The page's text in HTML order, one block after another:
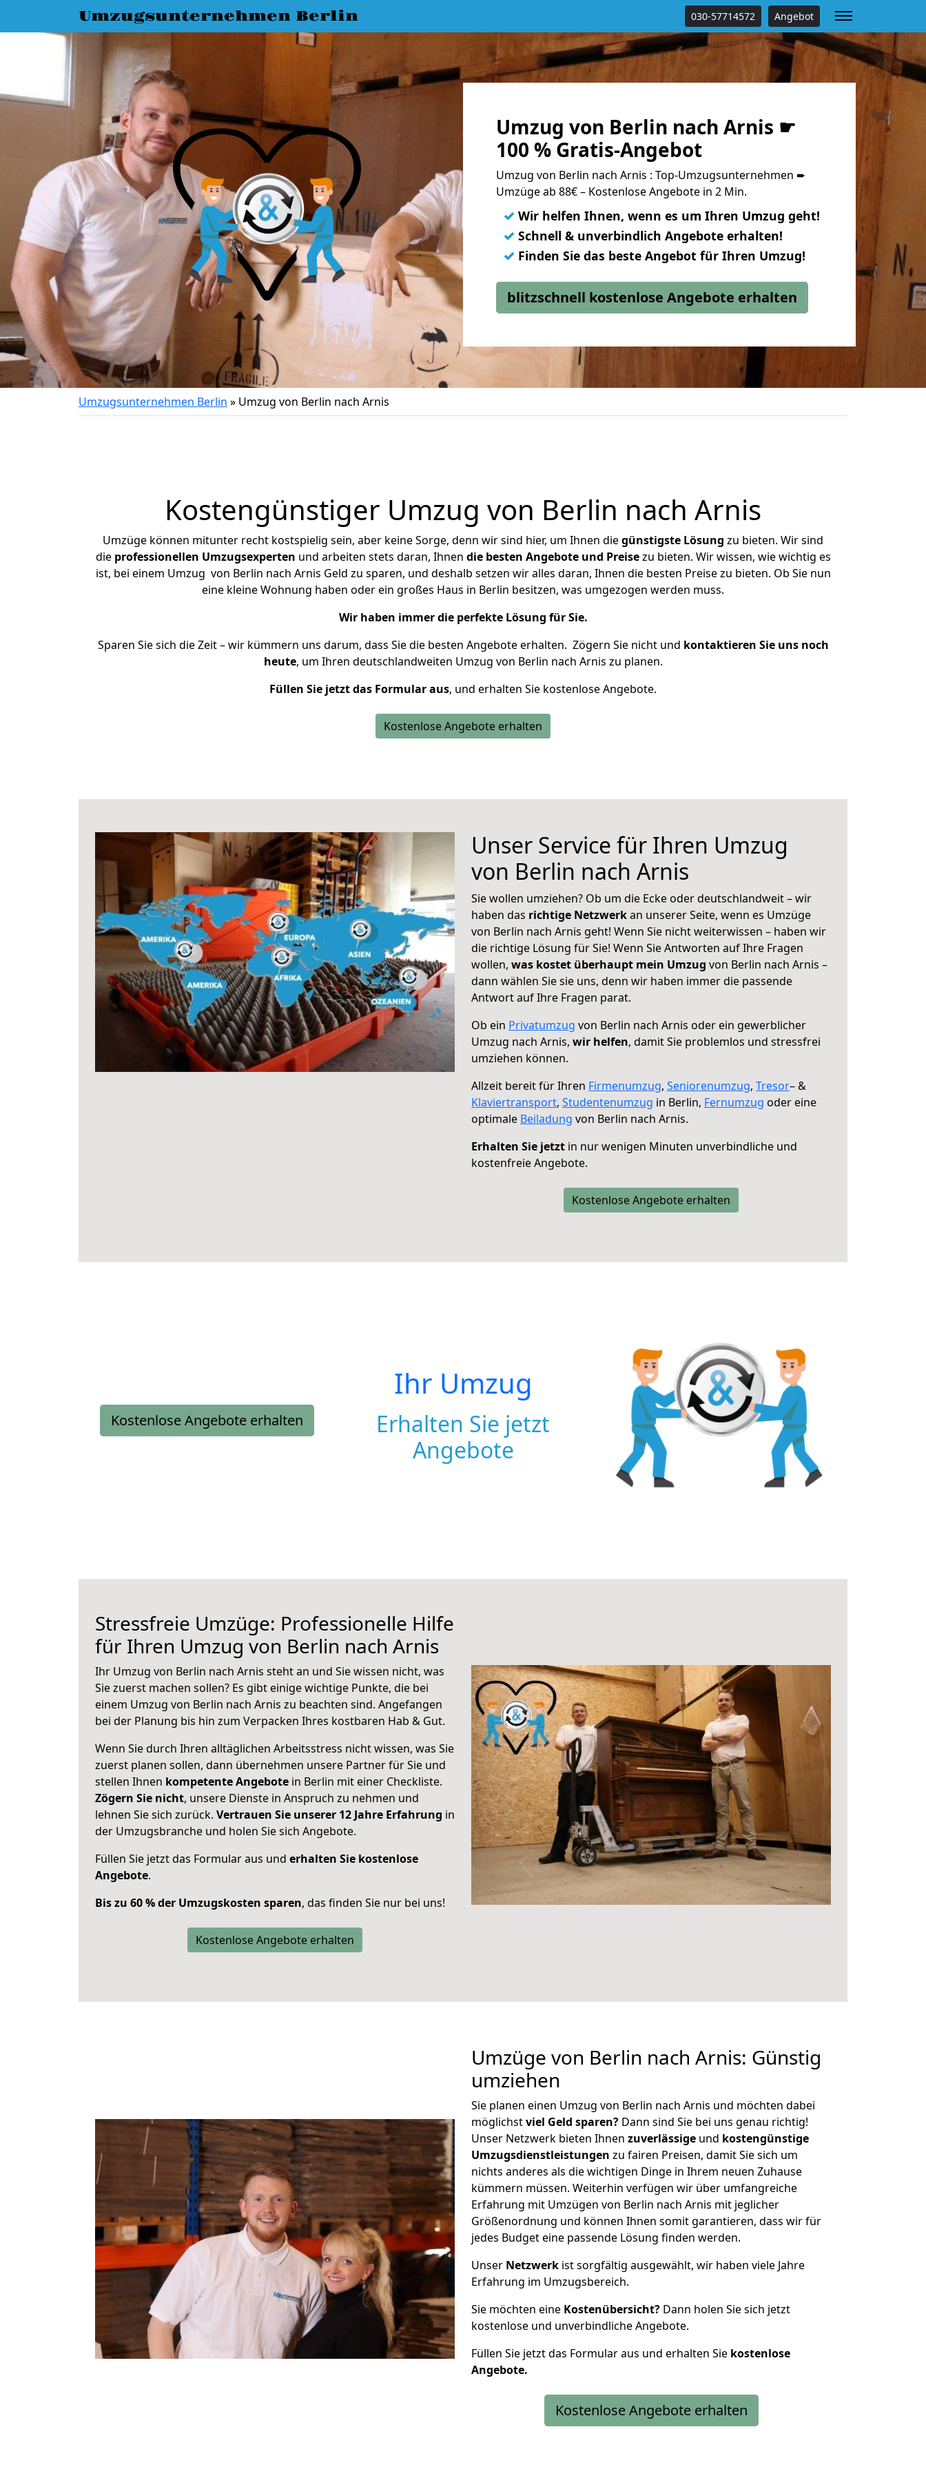
Umzugsunternehmen Berlin 030-57714572 Angebot
Umzug von Berlin nach Arnis ☛
100 % Gratis-Angebot
Umzug von Berlin nach Arnis : Top-Umzugsunternehmen ➨
Umzüge ab 88€ – Kostenlose Angebote in 2 Min.
✓ Wir helfen Ihnen, wenn es um Ihren Umzug geht!
✓ Schnell & unverbindlich Angebote erhalten!
✓ Finden Sie das beste Angebot für Ihren Umzug!
blitzschnell kostenlose Angebote erhalten
Umzugsunternehmen Berlin » Umzug von Berlin nach Arnis
Kostengünstiger Umzug von Berlin nach Arnis
Umzüge können mitunter recht kostspielig sein, aber keine Sorge, denn wir sind hier, um Ihnen diegünstigste Lösung zu bieten. Wir sind
die professionellen Umzugsexperten und arbeiten stets daran, Ihnen die besten Angebote und Preisezu bieten. Wir wissen, wie wichtig es
ist, bei einem Umzug von Berlin nach Arnis Geld zu sparen, und deshalb setzen wir alles daran, Ihnen die besten Preise zu bieten. Ob Sie nun
eine kleine Wohnung haben oder ein großes Haus in Berlin besitzen, was umgezogen werden muss.
Wir haben immer die perfekte Lösung für Sie.
Sparen Sie sich die Zeit – wir kümmern uns darum, dass Sie die besten Angebote erhalten. Zögern Sie nicht und kontaktieren Sie uns noch
heute, um Ihren deutschlandweiten Umzug von Berlin nach Arnis zu planen.
Füllen Sie jetzt das Formular aus, und erhalten Sie kostenlose Angebote.
Kostenlose Angebote erhalten
Unser Service für Ihren Umzug
von Berlin nach Arnis
Sie wollen umziehen? Ob um die Ecke oder deutschlandweit – wir
haben das richtige Netzwerkan unserer Seite, wenn es Umzüge
von Berlin nach Arnis geht! Wenn Sie nicht weiterwissen – haben wir
die richtige Lösung für Sie! Wenn Sie Antworten auf Ihre Fragen
wollen, was kostet überhaupt mein Umzug von Berlin nach Arnis –
dann wählen Sie sie uns, denn wir haben immer die passende
Antwort auf Ihre Fragen parat.
Ob ein Privatumzug von Berlin nach Arnis oder ein gewerblicher
Umzug nach Arnis, wir helfen, damit Sie problemlos und stressfrei
umziehen können.
Allzeit bereit für Ihren Firmenumzug, Seniorenumzug, Tresor– &
Klaviertransport, Studentenumzug in Berlin, Fernumzug oder eine
optimale Beiladung von Berlin nach Arnis.
Erhalten Sie jetzt in nur wenigen Minuten unverbindliche und
kostenfreie Angebote.
Kostenlose Angebote erhalten
Kostenlose Angebote erhalten
Ihr Umzug
Erhalten Sie jetzt
Angebote
Stressfreie Umzüge: Professionelle Hilfe
für Ihren Umzug von Berlin nach Arnis
Ihr Umzug von Berlin nach Arnis steht an und Sie wissen nicht, was
Sie zuerst machen sollen? Es gibt einige wichtige Punkte, die bei
einem Umzug von Berlin nach Arnis zu beachten sind. Angefangen
bei der Planung bis hin zum Verpacken Ihres kostbaren Hab & Gut.
Wenn Sie durch Ihren alltäglichen Arbeitsstress nicht wissen, was Sie
zuerst planen sollen, dann übernehmen unsere Partner für Sie und
stellen Ihnen kompetente Angebote in Berlin mit einer Checkliste.
Zögern Sie nicht, unsere Dienste in Anspruch zu nehmen und
lehnen Sie sich zurück. Vertrauen Sie unserer 12 Jahre Erfahrung in
der Umzugsbranche und holen Sie sich Angebote.
Füllen Sie jetzt das Formular aus und erhalten Sie kostenlose
Angebote.
Bis zu 60 % der Umzugskosten sparen, das finden Sie nur bei uns!
Kostenlose Angebote erhalten
Umzüge von Berlin nach Arnis: Günstig
umziehen
Sie planen einen Umzug von Berlin nach Arnis und möchten dabei
möglichstviel Geld sparen? Dann sind Sie bei uns genau richtig!
Unser Netzwerk bieten Ihnen zuverlässige und kostengünstige
Umzugsdienstleistungen zu fairen Preisen, damit Sie sich um
nichts anderes als die wichtigen Dinge in Ihrem neuen Zuhause
kümmern müssen. Weiterhin verfügen wir über umfangreiche
Erfahrung mit Umzügen von Berlin nach Arnis mit jeglicher
Größenordnung und können Ihnen somit garantieren, dass wir für
jedes Budget eine passende Lösung finden werden.
Unser Netzwerk ist sorgfältig ausgewählt, wir haben viele Jahre
Erfahrung im Umzugsbereich.
Sie möchten eine Kostenübersicht? Dann holen Sie sich jetzt
kostenlose und unverbindliche Angebote.
Füllen Sie jetzt das Formular aus und erhalten Sie kostenlose
Angebote.
Kostenlose Angebote erhalten